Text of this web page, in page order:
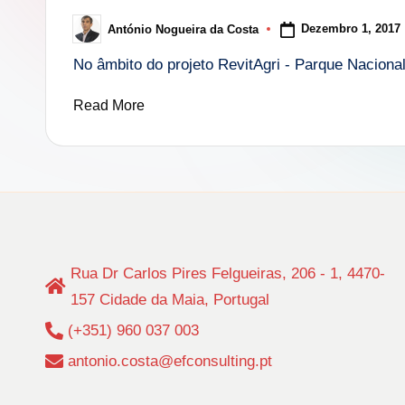
.
Posted
by
António Nogueira da Costa Dezembro 1, 2017
No âmbito do projeto RevitAgri - Parque
Read More
Rua Dr Carlos Pires Felgueiras, 206 - 1, 4470-
157 Cidade da Maia, Portugal
(+351) 960 037 003
antonio.costa@efconsulting.pt